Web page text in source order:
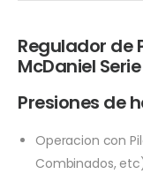
Regulador de
McDaniel Serie
Presiones de
Operacion con
Combinados,